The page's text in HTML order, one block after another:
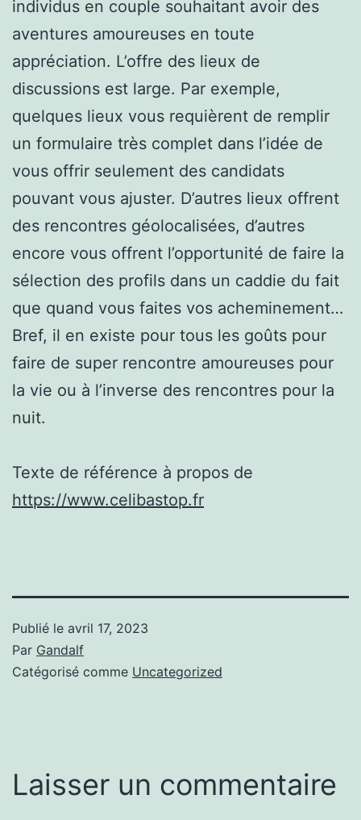
individus en couple souhaitant avoir des
aventures amoureuses en toute
appréciation. L’offre des lieux de
discussions est large. Par exemple,
quelques lieux vous requièrent de remplir
un formulaire très complet dans l’idée de
vous offrir seulement des candidats
pouvant vous ajuster. D’autres lieux offrent
des rencontres géolocalisées, d’autres
encore vous offrent l’opportunité de faire la
sélection des profils dans un caddie du fait
que quand vous faites vos acheminement…
Bref, il en existe pour tous les goûts pour
faire de super rencontre amoureuses pour
la vie ou à l’inverse des rencontres pour la
nuit.
Texte de référence à propos de
https://www.celibastop.fr
Publié le avril 17, 2023
Par Gandalf
Catégorisé comme Uncategorized
Laisser un commentaire